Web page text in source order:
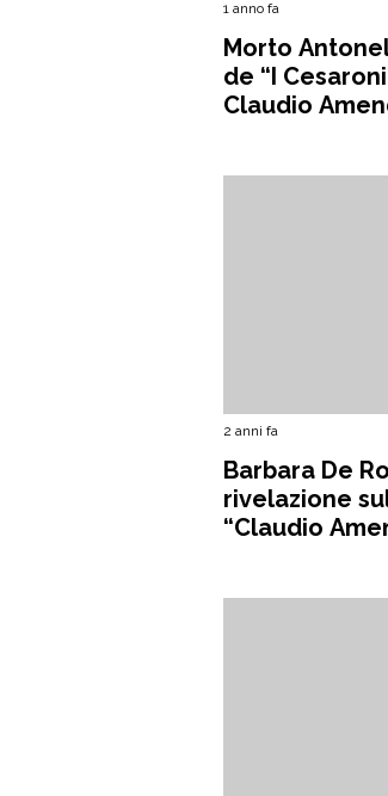
1 anno fa
Morto
de “I
Claudio
2 anni fa
Barbara De
rivelazione
“Claudio